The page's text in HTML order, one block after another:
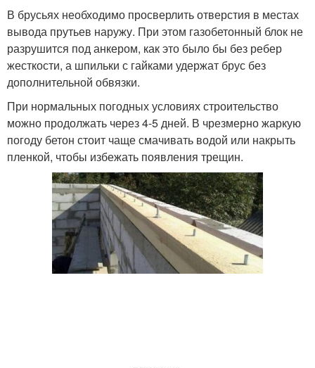
В брусьях необходимо просверлить отверстия в местах
вывода прутьев наружу. При этом газобетонный блок не
разрушится под анкером, как это было бы без ребер
жесткости, а шпильки с гайками удержат брус без
дополнительной обвязки.
При нормальных погодных условиях строительство
можно продолжать через 4-5 дней. В чрезмерно жаркую
погоду бетон стоит чаще смачивать водой или накрыть
пленкой, чтобы избежать появления трещин.